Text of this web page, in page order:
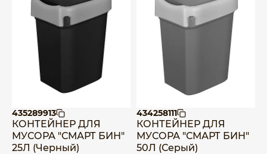
435289913
КОНТЕЙНЕР ДЛЯ
МУСОРА "СМАРТ БИН"
25Л (Черный)
434258111
КОНТЕЙНЕР ДЛЯ
МУСОРА "СМАРТ БИН"
50Л (Серый)